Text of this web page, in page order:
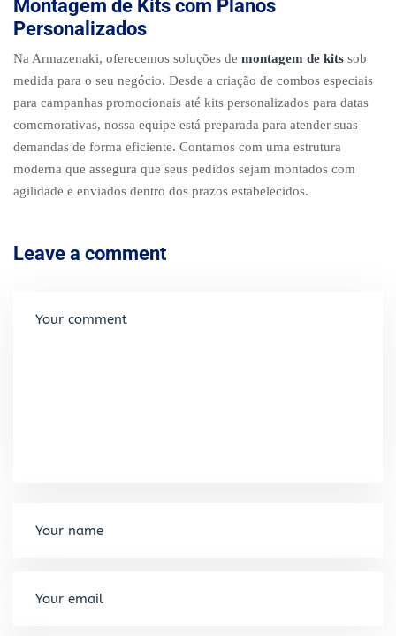
Montagem de Kits com Planos
Personalizados
Na Armazenaki, oferecemos soluções de montagem de kits sob
medida para o seu negócio. Desde a criação de combos especiais
para campanhas promocionais até kits personalizados para datas
comemorativas, nossa equipe está preparada para atender suas
demandas de forma eficiente. Contamos com uma estrutura
moderna que assegura que seus pedidos sejam montados com
agilidade e enviados dentro dos prazos estabelecidos.
Leave a comment